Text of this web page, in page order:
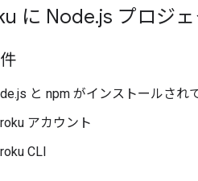
に Node.js プロジ
と npm がインストールされ
アカウント
CLI